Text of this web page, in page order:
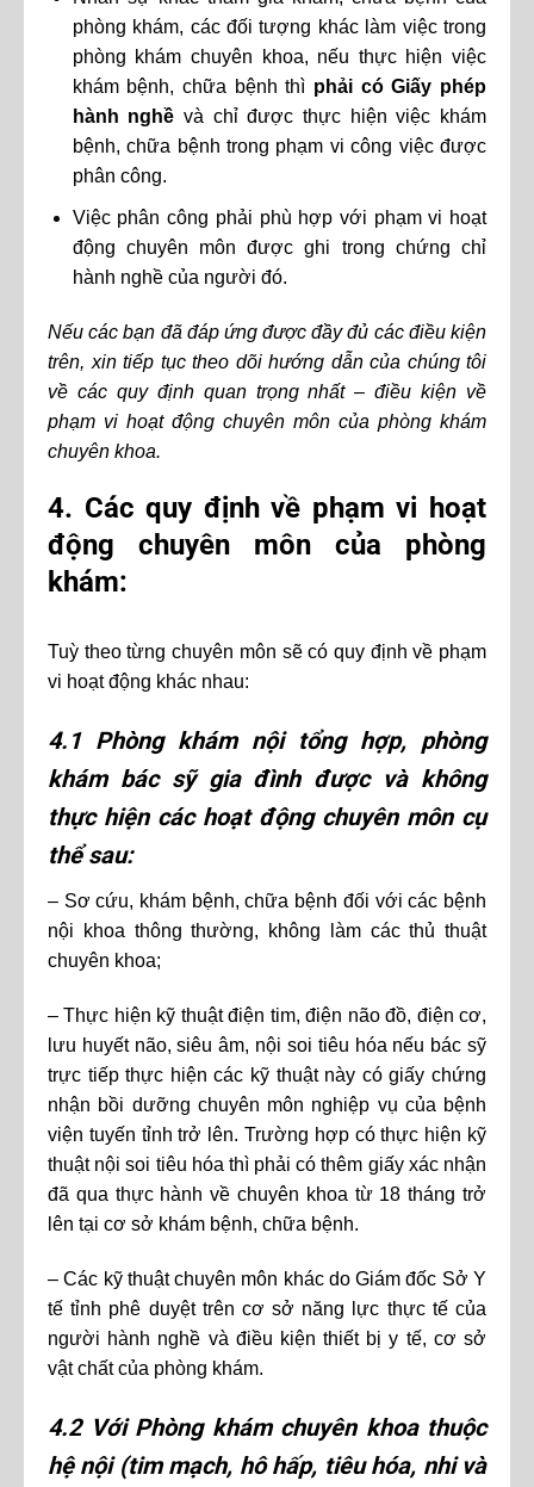
phòng khám, các đối tượng khác làm việc trong
phòng khám chuyên khoa, nếu thực hiện việc
khám bệnh, chữa bệnh thì phải có Giấy phép
hành nghề và chỉ được thực hiện việc khám
bệnh, chữa bệnh trong phạm vi công việc được
phân công.
Việc phân công phải phù hợp với phạm vi hoạt
động chuyên môn được ghi trong chứng chỉ
hành nghề của người đó.
Nếu các bạn đã đáp ứng được đầy đủ các điều kiện
trên, xin tiếp tục theo dõi hướng dẫn của chúng tôi
về các quy định quan trọng nhất – điều kiện về
phạm vi hoạt động chuyên môn của phòng khám
chuyên khoa.
4. Các quy định về phạm vi hoạt
động chuyên môn của phòng
khám:
Tuỳ theo từng chuyên môn sẽ có quy định về phạm
vi hoạt động khác nhau:
4.1 Phòng khám nội tổng hợp, phòng
khám bác sỹ gia đình được và không
thực hiện các hoạt động chuyên môn cụ
thể sau:
– Sơ cứu, khám bệnh, chữa bệnh đối với các bệnh
nội khoa thông thường, không làm các thủ thuật
chuyên khoa;
– Thực hiện kỹ thuật điện tim, điện não đồ, điện cơ,
lưu huyết não, siêu âm, nội soi tiêu hóa nếu bác sỹ
trực tiếp thực hiện các kỹ thuật này có giấy chứng
nhận bồi dưỡng chuyên môn nghiệp vụ của bệnh
viện tuyến tỉnh trở lên. Trường hợp có thực hiện kỹ
thuật nội soi tiêu hóa thì phải có thêm giấy xác nhận
đã qua thực hành về chuyên khoa từ 18 tháng trở
lên tại cơ sở khám bệnh, chữa bệnh.
– Các kỹ thuật chuyên môn khác do Giám đốc Sở Y
tế tỉnh phê duyệt trên cơ sở năng lực thực tế của
người hành nghề và điều kiện thiết bị y tế, cơ sở
vật chất của phòng khám.
4.2 Với Phòng khám chuyên khoa thuộc
hệ nội (tim mạch, hô hấp, tiêu hóa, nhi và